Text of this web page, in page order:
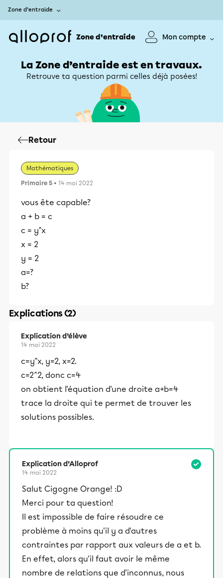
Zone d’entraide
Zone d’entraide Mon compte
La Zone d’entraide est en travaux.
Retrouve ta question parmi celles déjà posées!
Retour
Mathématiques
Primaire 5 • 14 mai 2022
vous ête capable?
a + b = c
c = y^x
x = 2
y = 2
a=?
b?
Explications (2)
Explication d’élève
14 mai 2022
c=y^x, y=2, x=2.
c=2^2, donc c=4
on obtient l'équation d'une droite a+b=4
trace la droite qui te permet de trouver les
solutions possibles.
Explication d’Alloprof
14 mai 2022
Salut Cigogne Orange! :D
Merci pour ta question!
Il est impossible de faire résoudre ce
problème à moins qu'il y a d'autres
contraintes par rapport aux valeurs de a et b.
En effet, alors qu'il faut avoir le même
nombre de relations que d'inconnus, nous